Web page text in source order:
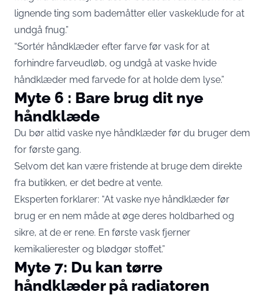
lignende ting som bademåtter eller vaskeklude for at
undgå fnug.”
“Sortér håndklæder efter farve før vask for at
forhindre farveudløb, og undgå at vaske hvide
håndklæder med farvede for at holde dem lyse.”
Myte 6 : Bare brug dit nye
håndklæde
Du bør altid vaske nye håndklæder før du bruger dem
for første gang.
Selvom det kan være fristende at bruge dem direkte
fra butikken, er det bedre at vente.
Eksperten forklarer: “At vaske nye håndklæder før
brug er en nem måde at øge deres holdbarhed og
sikre, at de er rene. En første vask fjerner
kemikalierester og blødgør stoffet.”
Myte 7: Du kan tørre
håndklæder på radiatoren